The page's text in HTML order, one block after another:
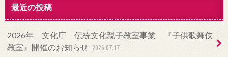
最近の投稿
2026年 文化庁 伝統文化親子教室事業 『子供歌舞伎
教室』開催のお知らせ 2026.07.17